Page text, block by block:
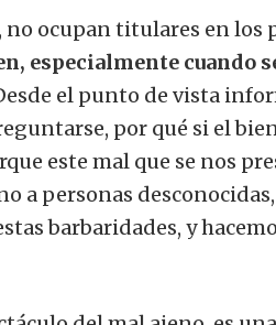
no ocupan titulares en los
especialmente cuando
el punto de vista
por qué si el
este mal que se nos
a personas
barbaridades, y